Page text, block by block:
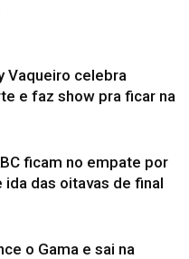
Vaqueiro celebra
e faz show pra ficar na
ficam no empate por
ida das oitavas de final
o Gama e sai na